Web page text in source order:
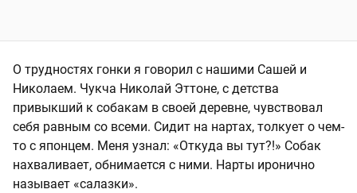
О трудностях гонки я говорил с нашими Сашей и
Николаем. Чукча Николай Эттоне, с детства
привыкший к собакам в своей деревне, чувствовал
себя равным со всеми. Сидит на нартах, толкует о чем-
то с японцем. Меня узнал: «Откуда вы тут?!» Собак
нахваливает, обнимается с ними. Нарты иронично
называет «салазки».